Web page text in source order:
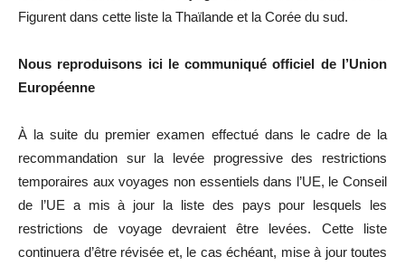
Figurent dans cette liste la Thaïlande et la Corée du sud.
Nous reproduisons ici le communiqué officiel de l’Union
Européenne
À la suite du premier examen effectué dans le cadre de la
recommandation sur la levée progressive des restrictions
temporaires aux voyages non essentiels dans l’UE, le Conseil
de l’UE a mis à jour la liste des pays pour lesquels les
restrictions de voyage devraient être levées. Cette liste
continuera d’être révisée et, le cas échéant, mise à jour toutes